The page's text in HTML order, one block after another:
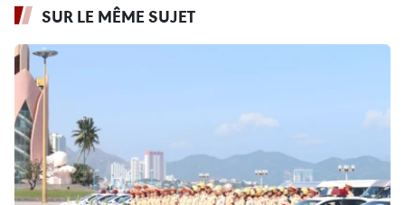
SUR LE MÊME SUJET